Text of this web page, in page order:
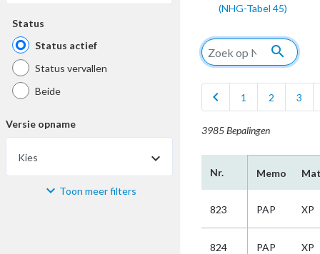
Status
Status actief
Status vervallen
Beide
Versie opname
Kies
Materiaal Toon meer filters
(NHG-Tabel 45)
search
chevron_left 1 2 3
3985 Bepalingen
Nr. Memo
823 PAP XP
824 PAP XP